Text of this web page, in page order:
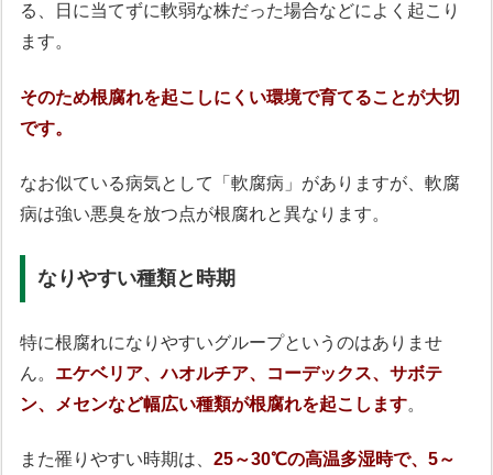
る、日に当てずに軟弱な株だった場合などによく起こり
ます。
そのため根腐れを起こしにくい環境で育てることが大切
です。
なお似ている病気として「軟腐病」がありますが、軟腐
病は強い悪臭を放つ点が根腐れと異なります。
なりやすい種類と時期
特に根腐れになりやすいグループというのはありませ
ん。 エケベリア、ハオルチア、コーデックス、サボテ
ン、メセンなど幅広い種類が根腐れを起こします。
また罹りやすい時期は、25～30℃の高温多湿時で、5～